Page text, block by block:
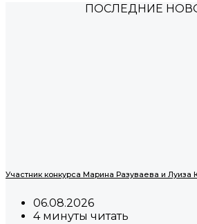
ПОСЛЕДНИЕ
Участник конкурса Марина Разуваева и Луиза
06.08.2026
4 минуты читать